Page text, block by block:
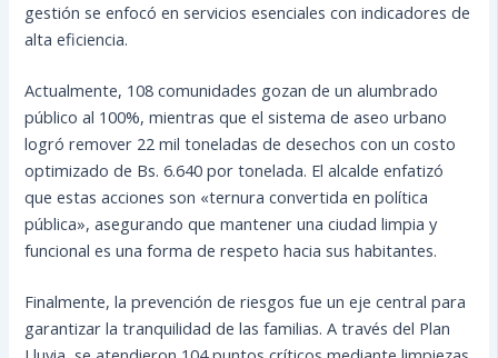
gestión se enfocó en servicios esenciales con indicadores de
alta eficiencia.
Actualmente, 108 comunidades gozan de un alumbrado
público al 100%, mientras que el sistema de aseo urbano
logró remover 22 mil toneladas de desechos con un costo
optimizado de Bs. 6.640 por tonelada. El alcalde enfatizó
que estas acciones son «ternura convertida en política
pública», asegurando que mantener una ciudad limpia y
funcional es una forma de respeto hacia sus habitantes.
Finalmente, la prevención de riesgos fue un eje central para
garantizar la tranquilidad de las familias. A través del Plan